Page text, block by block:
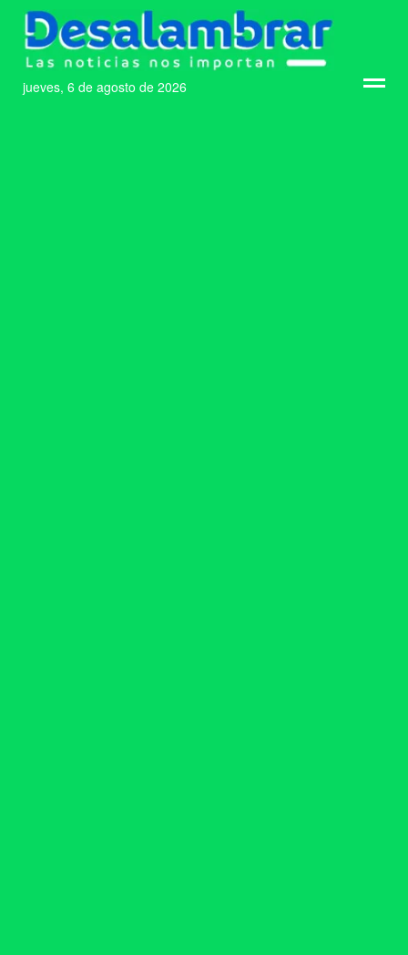
jueves, 6 de agosto de 2026